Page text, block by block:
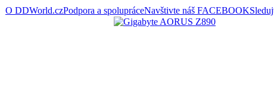
O DDWorld.czPodpora a spolupráceNavštivte náš FACEBOOK